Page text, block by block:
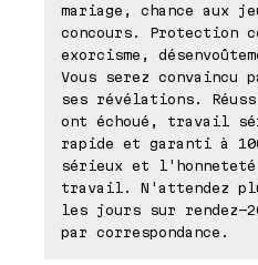
mariage, chance aux
concours. Protection
exorcisme,
Vous serez convaincu
ses révélations.
ont échoué, travail
rapide et garanti à
sérieux et
travail. N'attendez
les jours sur rendez-
par correspondance.